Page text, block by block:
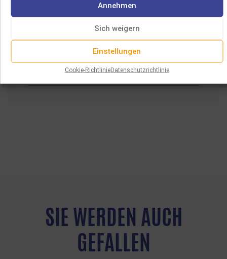
Annehmen
Sich weigern
Einstellungen
Cookie-RichtlinieDatenschutzrichtlinie
JEWISH BAROQUE MUSIC
CHAMBER WORKS BY DMITRI KLEBANOV & ERNEST KANITZ
SIE WERDEN AUCH
GEFALLEN